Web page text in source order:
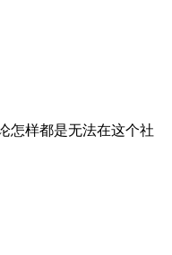
怎样都是无法在这个社